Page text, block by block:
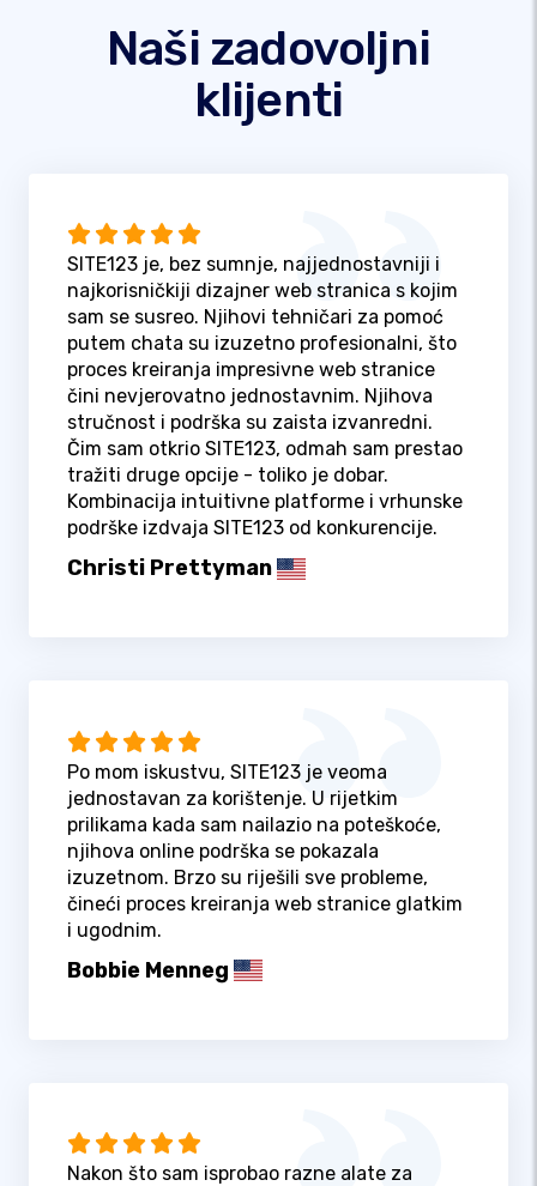
Naši zadovoljni
klijenti
SITE123 je, bez sumnje, najjednostavniji i
najkorisničkiji dizajner web stranica s kojim
sam se susreo. Njihovi tehničari za pomoć
putem chata su izuzetno profesionalni, što
proces kreiranja impresivne web stranice
čini nevjerovatno jednostavnim. Njihova
stručnost i podrška su zaista izvanredni.
Čim sam otkrio SITE123, odmah sam prestao
tražiti druge opcije - toliko je dobar.
Kombinacija intuitivne platforme i vrhunske
podrške izdvaja SITE123 od konkurencije.
Christi Prettyman
Po mom iskustvu, SITE123 je veoma
jednostavan za korištenje. U rijetkim
prilikama kada sam nailazio na poteškoće,
njihova online podrška se pokazala
izuzetnom. Brzo su riješili sve probleme,
čineći proces kreiranja web stranice glatkim
i ugodnim.
Bobbie Menneg
Nakon što sam isprobao razne alate za